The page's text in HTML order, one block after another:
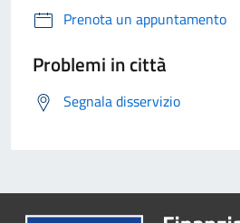
Prenota un appuntamento
Problemi in città
Segnala disservizio